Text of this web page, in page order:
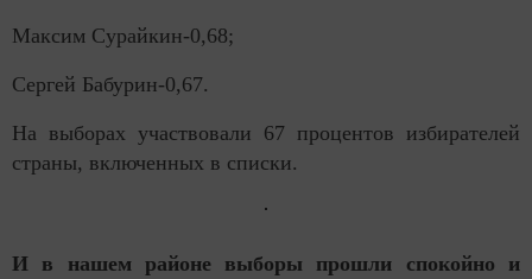
Максим Сурайкин-0,68;
Сергей Бабурин-0,67.
На выборах участвовали 67 процентов избирателей
страны, включенных в списки.
И в нашем районе выборы прошли спокойно и